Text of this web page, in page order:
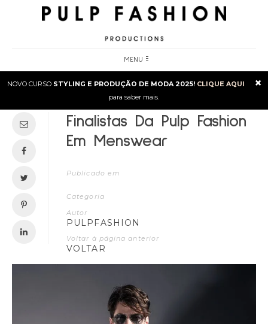
MENU
×
NOVO CURSO STYLING E PRODUÇÃO DE MODA 2025! CLIQUE AQUI
para saber mais.
Finalistas Da Pulp Fashion
Em Menswear
Publicado em
Categoria
Autor
PULPFASHION
Voltar à página anterior
VOLTAR